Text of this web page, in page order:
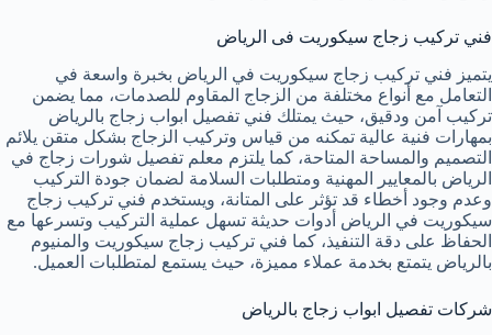
فني تركيب زجاج سيكوريت فى الرياض
يتميز فني تركيب زجاج سيكوريت في الرياض بخبرة واسعة في
التعامل مع أنواع مختلفة من الزجاج المقاوم للصدمات، مما يضمن
تركيب آمن ودقيق، حيث يمتلك فني تفصيل ابواب زجاج بالرياض
بمهارات فنية عالية تمكنه من قياس وتركيب الزجاج بشكل متقن يلائم
التصميم والمساحة المتاحة، كما يلتزم معلم تفصيل شورات زجاج في
الرياض بالمعايير المهنية ومتطلبات السلامة لضمان جودة التركيب
وعدم وجود أخطاء قد تؤثر على المتانة، ويستخدم فني تركيب زجاج
سيكوريت في الرياض أدوات حديثة تسهل عملية التركيب وتسرعها مع
الحفاظ على دقة التنفيذ، كما فني تركيب زجاج سيكوريت والمنيوم
بالرياض يتمتع بخدمة عملاء مميزة، حيث يستمع لمتطلبات العميل.
شركات تفصيل ابواب زجاج بالرياض